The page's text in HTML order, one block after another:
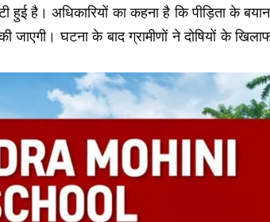
है। अधिकारियों का कहना है कि पीड़िता के
जाएगी। घटना के बाद ग्रामीणों ने दोषियों के